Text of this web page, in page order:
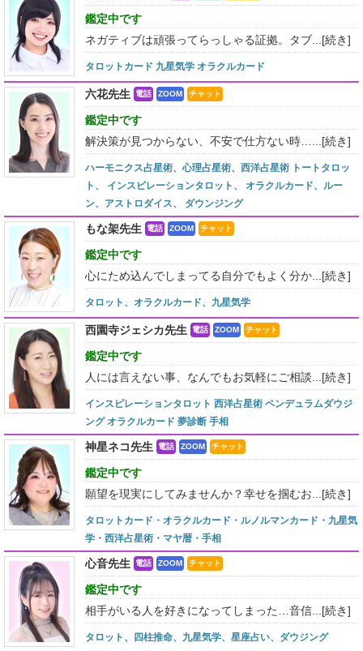
鑑定中です
ネガティブは頑張ってらっしゃる証拠。タブ... [続き]
タロットカード 九星気学 オラクルカード
六花先生 電話 ZOOM チャット
鑑定中です
解決策が見つからない、不安で仕方ない時…... [続き]
ハーモニクス占星術、心理占星術、西洋占星術 トートタロッ
ト、 インスピレーションタロット、 オラクルカード、ルー
ン、アストロダイス、 ダウンジング
もな架先生 電話 ZOOM チャット
鑑定中です
心にため込んでしまってる自分でもよく分か... [続き]
タロット、オラクルカード、九星気学
西園寺ジェシカ先生 電話 ZOOM チャット
鑑定中です
人には言えない事、なんでもお気軽にご相談... [続き]
インスピレーションタロット 西洋占星術 ペンデュラムダウジ
ング オラクルカード 夢診断 手相
神星ネコ先生 電話 ZOOM チャット
鑑定中です
願望を現実にしてみませんか？幸せを掴むお... [続き]
タロットカード・オラクルカード・ルノルマンカード・九星気
学・西洋占星術・マヤ暦・手相
心音先生 電話 ZOOM チャット
鑑定中です
相手がいる人を好きになってしまった…音信... [続き]
タロット、四柱推命、九星気学、星座占い、ダウジング